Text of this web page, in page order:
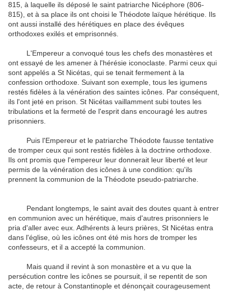
815, à laquelle ils déposé le saint patriarche Nicéphore (806-
815), et à sa place ils ont choisi le Théodote laïque hérétique. Ils
ont aussi installé des hérétiques en place des évêques
orthodoxes exilés et emprisonnés.
L'Empereur a convoqué tous les chefs des monastères et
ont essayé de les amener à l'hérésie iconoclaste. Parmi ceux qui
sont appelés a St Nicétas, qui se tenait fermement à la
confession orthodoxe. Suivant son exemple, tous les igumens
restés fidèles à la vénération des saintes icônes. Par conséquent,
ils l'ont jeté en prison. St Nicétas vaillamment subi toutes les
tribulations et la fermeté de l'esprit dans encouragé les autres
prisonniers.
Puis l'Empereur et le patriarche Théodote fausse tentative
de tromper ceux qui sont restés fidèles à la doctrine orthodoxe.
Ils ont promis que l'empereur leur donnerait leur liberté et leur
permis de la vénération des icônes à une condition: qu'ils
prennent la communion de la Théodote pseudo-patriarche.
Pendant longtemps, le saint avait des doutes quant à entrer
en communion avec un hérétique, mais d'autres prisonniers le
pria d'aller avec eux. Adhérents à leurs prières, St Nicétas entra
dans l'église, où les icônes ont été mis hors de tromper les
confesseurs, et il a accepté la communion.
Mais quand il revint à son monastère et a vu que la
persécution contre les icônes se poursuit, il se repentit de son
acte, de retour à Constantinople et dénonçait courageusement